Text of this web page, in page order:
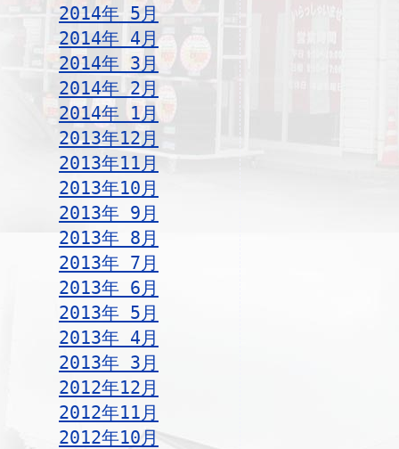
2014年 5月
2014年 4月
2014年 3月
2014年 2月
2014年 1月
2013年12月
2013年11月
2013年10月
2013年 9月
2013年 8月
2013年 7月
2013年 6月
2013年 5月
2013年 4月
2013年 3月
2012年12月
2012年11月
2012年10月